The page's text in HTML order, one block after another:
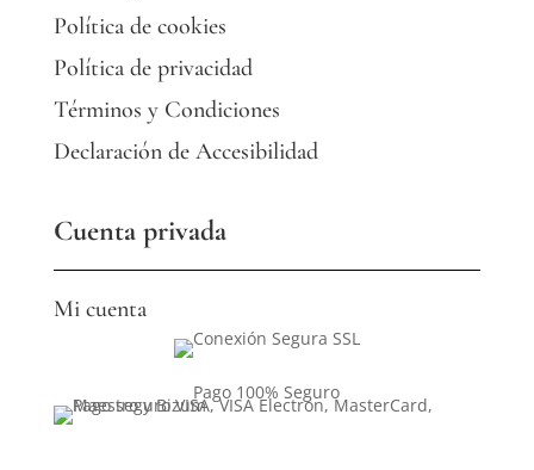
Política de cookies
Política de privacidad
Términos y Condiciones
Declaración de Accesibilidad
Cuenta privada
Mi cuenta
Pago 100% Seguro